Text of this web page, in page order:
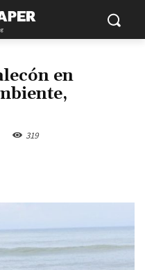
en
319